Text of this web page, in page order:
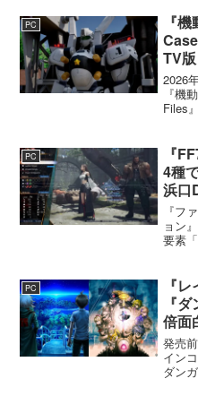
否両
PC
『
TV
バー
す
ン”
2026
『機
Files
新
ーを
の...
PC
『
4種
浜口
1作
説明
『フ
ョン
要素
た。
が、
はか
PC
『
『
倍面
レイ
発売
イン
ダン
高和